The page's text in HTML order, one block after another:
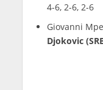
4-6, 2-6, 2-6
Giovanni
Djokovic